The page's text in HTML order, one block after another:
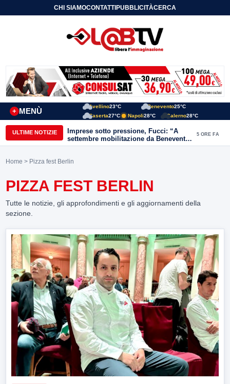
CHI SIAMOCONTATTIPUBBLICITÀCERCA
MENÙ
+
Avellino23°C Benevento25°C
Caserta27°C Napoli28°C Salerno28°C
ULTIME NOTIZIE
Imprese sotto pressione, Fucci: “A
settembre mobilitazione da Benevento
e Avellino”
5 ORE FA
Home > Pizza fest Berlin
PIZZA FEST BERLIN
Tutte le notizie, gli approfondimenti e gli aggiornamenti della
sezione.